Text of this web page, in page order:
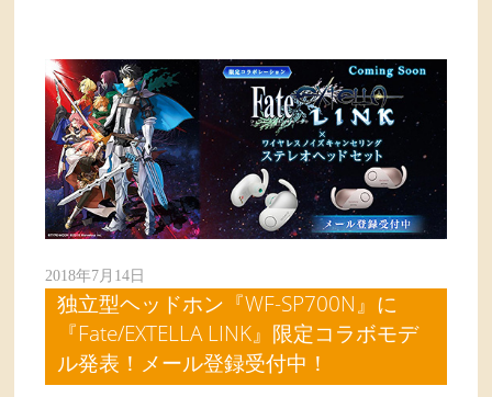
2018年7月14日
独立型ヘッドホン『WF-SP700N』に
『Fate/EXTELLA LINK』限定コラボモデ
ル発表！メール登録受付中！